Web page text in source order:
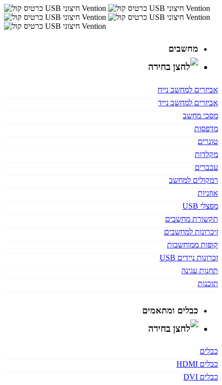
מחשבים
אביזרים למחשב נייח
אביזרים למחשב נייד
מסכי מחשב
מדפסות
טונרים
מקלדות
עכברים
רמקולים למחשב
אוזניות
מפצלי USB
תקשורת מחשבים
זיכרונות למחשבים
קופות ממוחשבות
זכרונות ניידים USB
תחנות עגינה
תוכנות
כבלים ומתאמים
כבלים
כבלים HDMI
כבלים DVI